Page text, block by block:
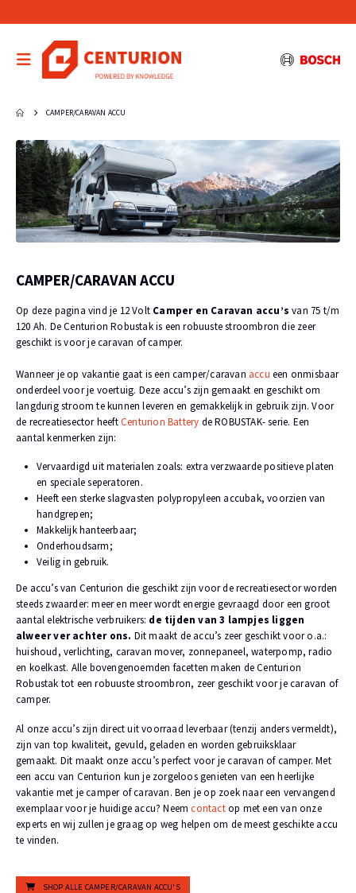
CAMPER/CARAVAN ACCU
CAMPER/CARAVAN ACCU
Op deze pagina vind je 12 Volt Camper en Caravan accu’s van 75 t/m
120 Ah. De Centurion Robustak is een robuuste stroombron die zeer
geschikt is voor je caravan of camper.
Wanneer je op vakantie gaat is een camper/caravan accu een onmisbaar
onderdeel voor je voertuig. Deze accu’s zijn gemaakt en geschikt om
langdurig stroom te kunnen leveren en gemakkelijk in gebruik zijn. Voor
de recreatiesector heeftCenturion Battery de ROBUSTAK- serie. Een
aantal kenmerken zijn:
Vervaardigd uit materialen zoals: extra verzwaarde positieve platen
en speciale seperatoren.
Heeft een sterke slagvasten polypropyleen accubak, voorzien van
handgrepen;
Makkelijk hanteerbaar;
Onderhoudsarm;
Veilig in gebruik.
De accu’s van Centurion die geschikt zijn voor de recreatiesector worden
steeds zwaarder: meer en meer wordt energie gevraagd door een groot
aantal elektrische verbruikers: de tijden van 3 lampjes liggen
alweer ver achter ons. Dit maakt de accu’s zeer geschikt voor o.a.:
huishoud, verlichting, caravan mover, zonnepaneel, waterpomp, radio
en koelkast. Alle bovengenoemden facetten maken de Centurion
Robustak tot een robuuste stroombron, zeer geschikt voor je caravan of
camper.
Al onze accu’s zijn direct uit voorraad leverbaar (tenzij anders vermeldt),
zijn van top kwaliteit, gevuld, geladen en worden gebruiksklaar
gemaakt. Dit maakt onze accu’s perfect voor je caravan of camper. Met
een accu van Centurion kun je zorgeloos genieten van een heerlijke
vakantie met je camper of caravan. Ben je op zoek naar een vervangend
exemplaar voor je huidige accu? Neemcontactop met een van onze
experts en wij zullen je graag op weg helpen om de meest geschikte accu
te vinden.
SHOP ALLE CAMPER/CARAVAN ACCU'S